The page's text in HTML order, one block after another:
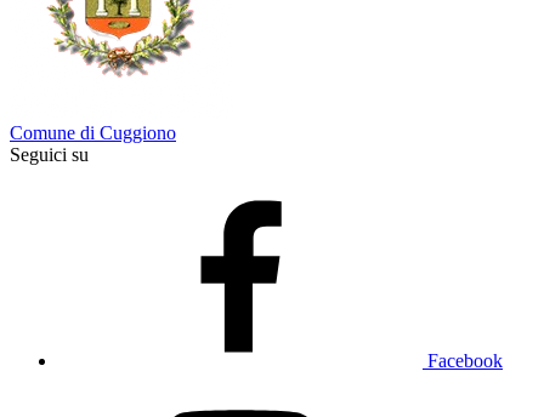
Comune di Cuggiono
Seguici su
Facebook